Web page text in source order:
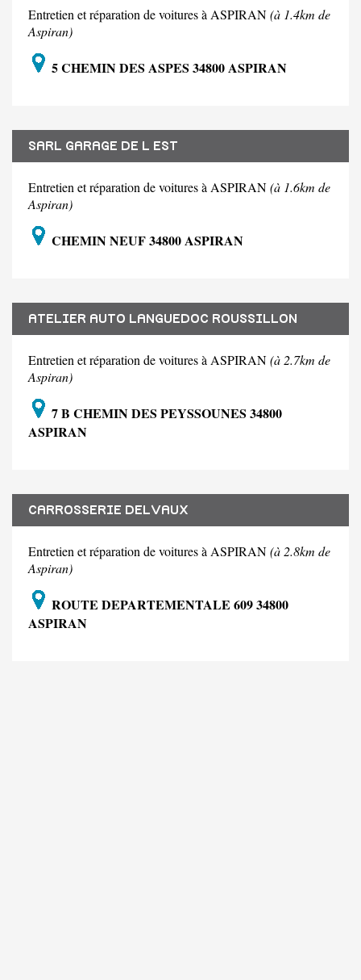
Entretien et réparation de voitures à ASPIRAN(à 1.4km de
Aspiran)
5 CHEMIN DES ASPES 34800 ASPIRAN
SARL GARAGE DE L EST
Entretien et réparation de voitures à ASPIRAN(à 1.6km de
Aspiran)
CHEMIN NEUF 34800 ASPIRAN
ATELIER AUTO LANGUEDOC ROUSSILLON
Entretien et réparation de voitures à ASPIRAN(à 2.7km de
Aspiran)
7 B CHEMIN DES PEYSSOUNES 34800
ASPIRAN
CARROSSERIE DELVAUX
Entretien et réparation de voitures à ASPIRAN(à 2.8km de
Aspiran)
ROUTE DEPARTEMENTALE 609 34800
ASPIRAN